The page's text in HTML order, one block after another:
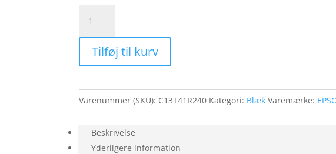
Singlepack
UltraChrome
XD2
T41R240
110ml
antal
Tilføj til kurv
Varenummer (SKU): C13T41R240 Kategori: Blæk Varemærke:
Beskrivelse
Yderligere information